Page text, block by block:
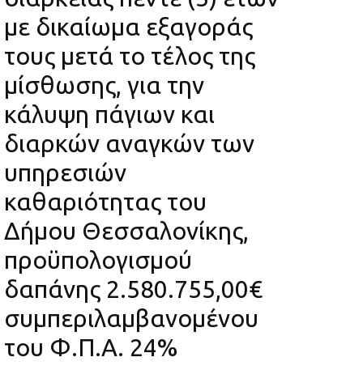
με δικαίωμα εξαγοράς
τους μετά το τέλος της
μίσθωσης, για την
κάλυψη πάγιων και
διαρκών αναγκών των
υπηρεσιών
καθαριότητας του
Δήμου Θεσσαλονίκης,
προϋπολογισμού
δαπάνης 2.580.755,00€
συμπεριλαμβανομένου
του Φ.Π.Α. 24%